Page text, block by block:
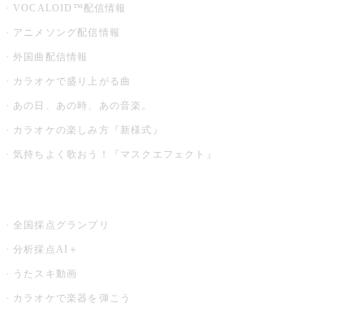
VOCALOID™配信情報
アニメソング配信情報
外国曲配信情報
カラオケで盛り上がる曲
あの日、あの時、あの音楽。
カラオケの楽しみ方『新様式』
気持ちよく歌おう！『マスクエフェクト』
全国採点グランプリ
分析採点AI＋
うたスキ動画
カラオケで楽器を弾こう